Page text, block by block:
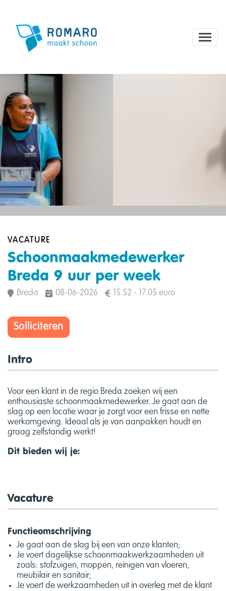
VACATURE
Schoonmaakmedewerker
Breda 9 uur per week
Breda 08-06-2026 15.52 - 17.05 euro
Solliciteren
Intro
Voor een klant in de regio Breda zoeken wij een
enthousiaste schoonmaakmedewerker. Je gaat aan de
slag op een locatie waar je zorgt voor een frisse en nette
werkomgeving. Ideaal als je van aanpakken houdt en
graag zelfstandig werkt!
Dit bieden wij je:
Vacature
Functieomschrijving
Je gaat aan de slag bij een van onze klanten;
Je voert dagelijkse schoonmaakwerkzaamheden uit
zoals: stofzuigen, moppen, reinigen van vloeren,
meubilair en sanitair;
Je voert de werkzaamheden uit in overleg met de klant